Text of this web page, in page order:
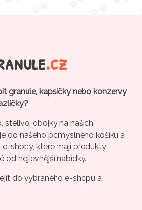
.cz
granule, kapsičky nebo konzervy
stelivo, obojky na našich
do našeho pomyslného košíku a
shopy, které mají produkty
od nejlevnější nabídky.
do vybraného e-shopu a